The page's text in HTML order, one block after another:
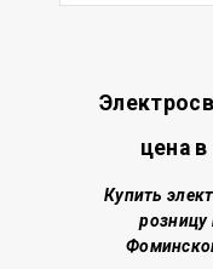
цена
Купить
розницу